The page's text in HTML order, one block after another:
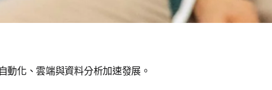
動化、雲端與資料分析加速發展。